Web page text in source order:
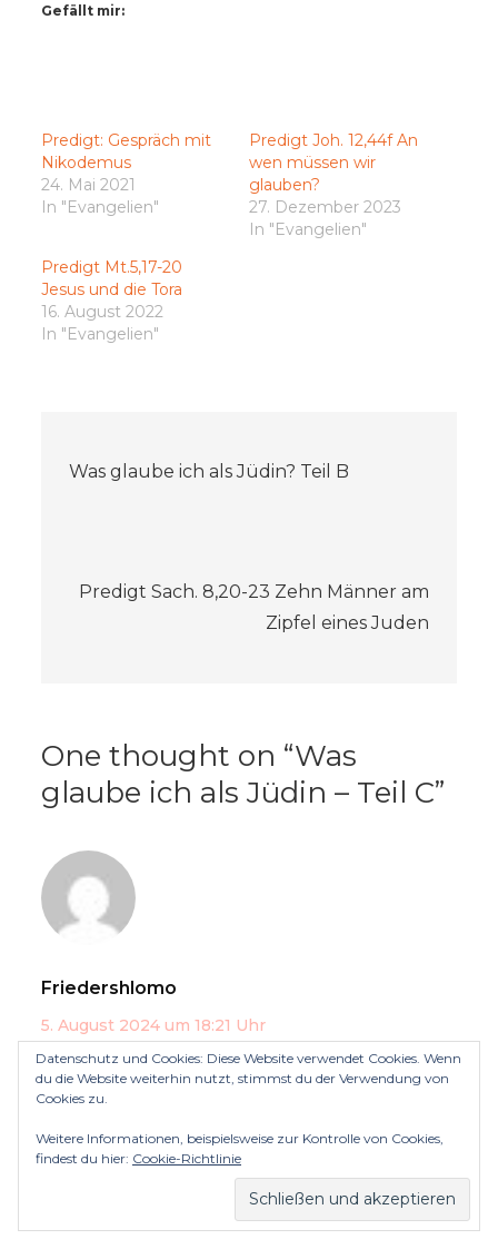
Gefällt mir:
Predigt: Gespräch mit
Nikodemus
24. Mai 2021
In "Evangelien"
Predigt Joh. 12,44f An
wen müssen wir
glauben?
27. Dezember 2023
In "Evangelien"
Predigt Mt.5,17-20
Jesus und die Tora
16. August 2022
In "Evangelien"
Was glaube ich als Jüdin? Teil B
Predigt Sach. 8,20-23 Zehn Männer am
Zipfel eines Juden
One thought on “Was
glaube ich als Jüdin – Teil C”
Friedershlomo
5. August 2024 um 18:21 Uhr
Voller Kraft geschrieben. Danke. Toda raba.
Wird geladen …
Antworten
Datenschutz und Cookies: Diese Website verwendet Cookies. Wenn
du die Website weiterhin nutzt, stimmst du der Verwendung von
Cookies zu.
Weitere Informationen, beispielsweise zur Kontrolle von Cookies,
findest du hier: Cookie-Richtlinie